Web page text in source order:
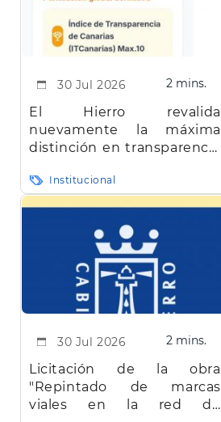
30 Jul 2026 2 mins.
El Hierro revalida
nuevamente la máxima
distinción en transparencia
Institucional
30 Jul 2026 2 mins.
Licitación de la obra
"Repintado de marcas
viales en la red de